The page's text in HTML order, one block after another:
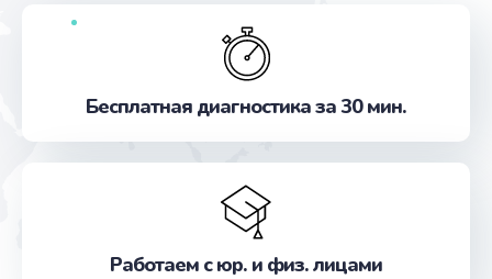
Бесплатная диагностика за 30 мин.
Работаем с юр. и физ. лицами